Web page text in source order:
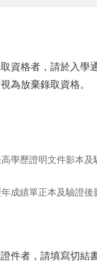
資格者，請於入
為放棄錄取資格。
學歷證明文件影本
成績單正本及驗證
件者，請填寫切結